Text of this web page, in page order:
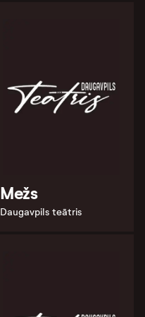
Mežs
Daugavpils teātris